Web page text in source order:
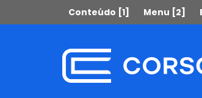
para
para
Conteúdo [1] Menu [2]